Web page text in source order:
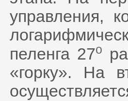
управления,
пеленга 27o
«горку». На